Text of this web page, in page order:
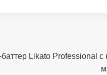
Likato Professional с